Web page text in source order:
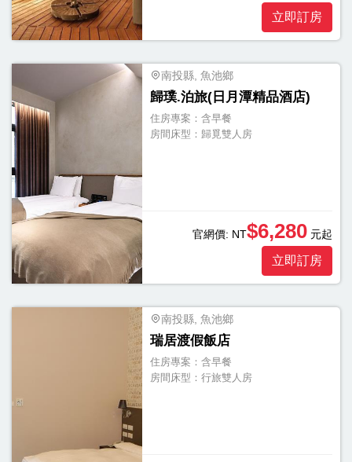
立即訂房
南投縣, 魚池鄉
歸璞.泊旅(日月潭精品酒店)
住房專案： 含早餐
房間床型： 歸覓雙人房
官網價: NT$6,280 元起
立即訂房
南投縣, 魚池鄉
瑞居渡假飯店
住房專案： 含早餐
房間床型： 行旅雙人房